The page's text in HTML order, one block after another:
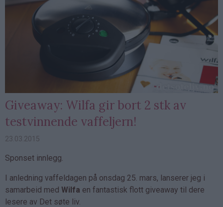
Giveaway: Wilfa gir bort 2 stk av
testvinnende vaffeljern!
23.03.2015
Sponset innlegg.
I anledning vaffeldagen på onsdag 25. mars, lanserer jeg i
samarbeid med Wilfa en fantastisk flott giveaway til dere
lesere av Det søte liv.